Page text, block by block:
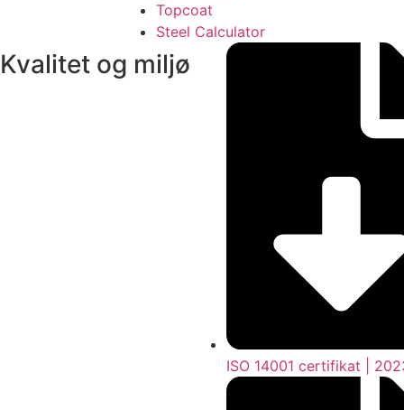
Topcoat
Steel Calculator
Kvalitet og miljø
ISO 14001 certifikat |